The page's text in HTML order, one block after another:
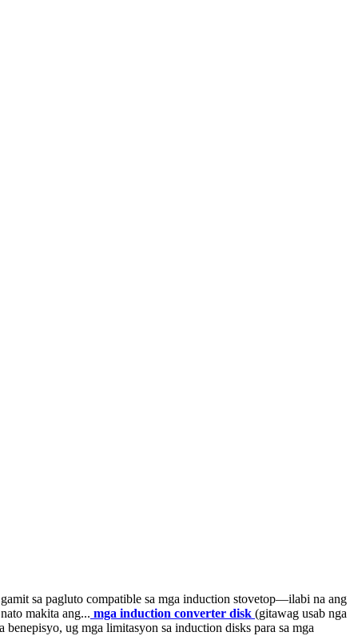
sa pagluto compatible sa mga induction stovetop—ilabi na ang
makita ang... mga induction converter disk (gitawag usab nga
ug mga limitasyon sa induction disks para sa mga